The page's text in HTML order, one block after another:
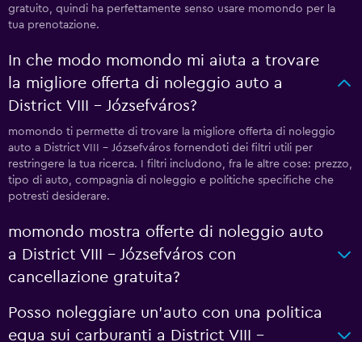
gratuito, quindi ha perfettamente senso usare momondo per la
tua prenotazione.
In che modo momondo mi aiuta a trovare
la migliore offerta di noleggio auto a
District VIII - Józsefváros?
momondo ti permette di trovare la migliore offerta di noleggio
auto a District VIII - Józsefváros fornendoti dei filtri utili per
restringere la tua ricerca. I filtri includono, fra le altre cose: prezzo,
tipo di auto, compagnia di noleggio e politiche specifiche che
potresti desiderare.
momondo mostra offerte di noleggio auto
a District VIII - Józsefváros con
cancellazione gratuita?
Posso noleggiare un'auto con una politica
equa sui carburanti a District VIII -